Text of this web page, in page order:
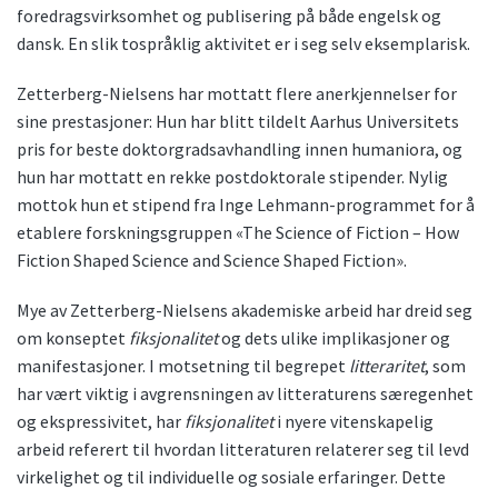
foredragsvirksomhet og publisering på både engelsk og
dansk. En slik tospråklig aktivitet er i seg selv eksemplarisk.
Zetterberg-Nielsens har mottatt flere anerkjennelser for
sine prestasjoner: Hun har blitt tildelt Aarhus Universitets
pris for beste doktorgradsavhandling innen humaniora, og
hun har mottatt en rekke postdoktorale stipender. Nylig
mottok hun et stipend fra Inge Lehmann-programmet for å
etablere forskningsgruppen «The Science of Fiction – How
Fiction Shaped Science and Science Shaped Fiction».
Mye av Zetterberg-Nielsens akademiske arbeid har dreid seg
om konseptet fiksjonalitetog dets ulike implikasjoner og
manifestasjoner. I motsetning til begrepet litteraritet, som
har vært viktig i avgrensningen av litteraturens særegenhet
og ekspressivitet, har fiksjonaliteti nyere vitenskapelig
arbeid referert til hvordan litteraturen relaterer seg til levd
virkelighet og til individuelle og sosiale erfaringer. Dette